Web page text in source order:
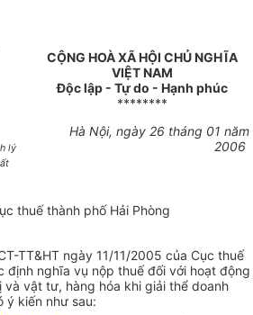
CỘNG HOÀ XÃ HỘI CHỦ NGHĨA
VIỆT NAM
Độc lập - Tự do - Hạnh phúc
********
lý
Hà Nội, ngày 26 tháng 01 năm
2006
thuế thành phố Hải Phòng
TT&HT ngày 11/11/2005 của Cục thuế
định nghĩa vụ nộp thuế đối với hoạt động
vật tư, hàng hóa khi giải thể doanh
ý kiến như sau: